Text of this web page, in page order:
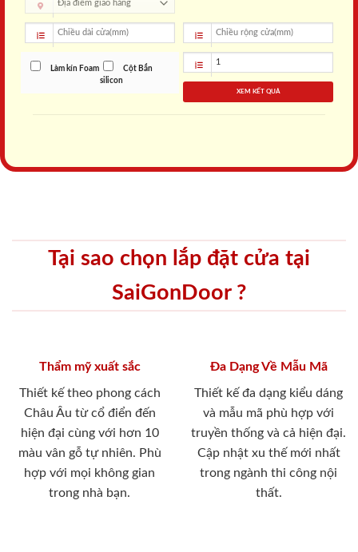
Làm kín Foam
Cột Bắn
silicon
XEM KẾT QUẢ
Tại sao chọn lắp đặt cửa tại
SaiGonDoor ?
Thẩm mỹ xuất sắc
Thiết kế theo phong cách
Châu Âu từ cổ điển đến
hiện đại cùng với hơn 10
màu vân gỗ tự nhiên. Phù
hợp với mọi không gian
trong nhà bạn.
Đa Dạng Về Mẫu Mã
Thiết kế đa dạng kiểu dáng
và mẫu mã phù hợp với
truyền thống và cả hiện đại.
Cập nhật xu thế mới nhất
trong ngành thi công nội
thất.